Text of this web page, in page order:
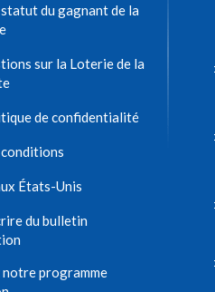
du gagnant de la
sur la Loterie de la
de confidentialité
États-Unis
du bulletin
notre programme